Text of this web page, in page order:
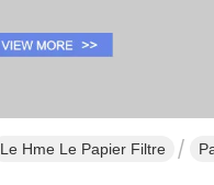
Le Hme Le Papier Filtre